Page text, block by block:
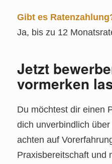
Gibt es
Ja, bis zu 12
Jetzt
vormerken
Du möchtest dir einen
dich unverbindlich
achten auf
Praxisbereitschaft und